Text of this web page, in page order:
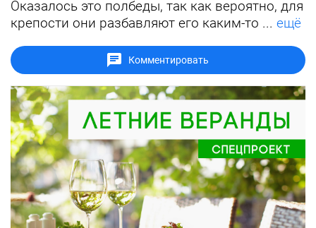
Оказалось это полбеды, так как вероятно, для
крепости они разбавляют его каким-то ... ещё
Комментировать